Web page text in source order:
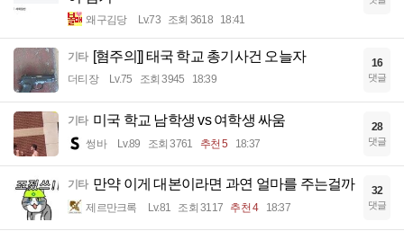
왜구김당 Lv.73 조회 3618 18:41
기타 [혐주의]] 태국 학교 총기사건 오늘자
더티장 Lv.75 조회 3945 18:39
16
댓글
기타 미국 학교 남학생 vs 여학생 싸움
썽바 Lv.89 조회 3761 추천 5 18:37
28
댓글
기타 만약 이게 대본이라면 과연 얼마를 주는걸까
제르만크록 Lv.81 조회 3117 추천 4 18:37
32
댓글